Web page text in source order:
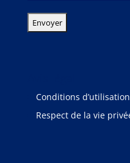
Conditions d’utilisation
Respect de la vie